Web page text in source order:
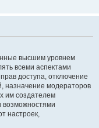
высшим уровнем
всеми аспектами
доступа, отключение
назначение модераторов
им создателем
возможностями
настроек,